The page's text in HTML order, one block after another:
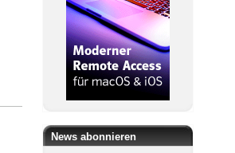
News abonnieren